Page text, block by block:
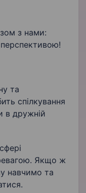
з нами:
та
спілкування
в дружній
Якщо ж
навчимо та